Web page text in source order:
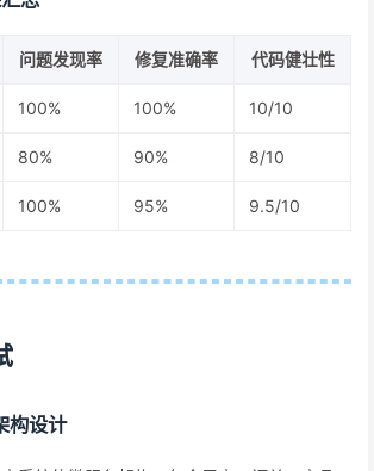
问题发现率 修复准确率 代码健壮性
100% 100% 10/10
80% 90% 8/10
100% 95% 9.5/10
构设计